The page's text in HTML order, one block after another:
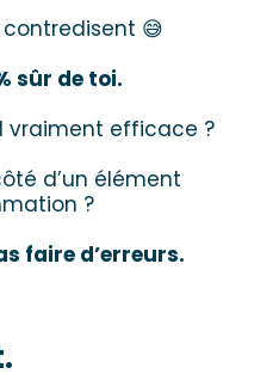
😅
sûr de toi.
vraiment efficace ?
d’un élément
?
faire d’erreurs.